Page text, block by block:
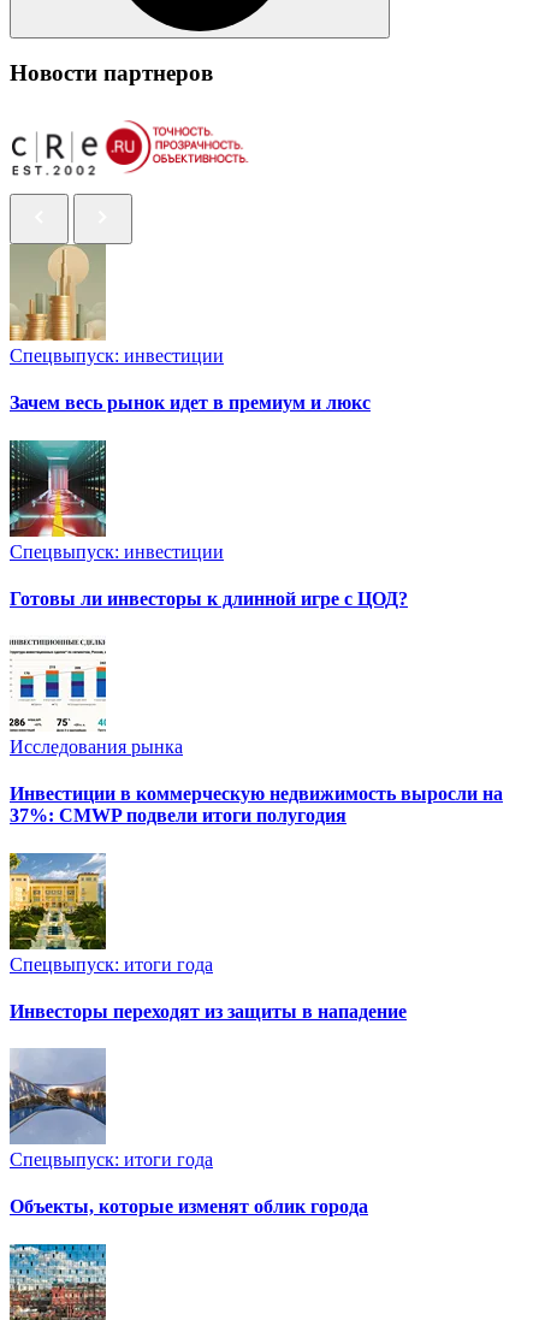
Новости партнеров
Спецвыпуск: инвестиции
Зачем весь рынок идет в премиум и люкс
Спецвыпуск: инвестиции
Готовы ли инвесторы к длинной игре с ЦОД?
Исследования рынка
Инвестиции в коммерческую недвижимость выросли на
37%: CMWP подвели итоги полугодия
Спецвыпуск: итоги года
Инвесторы переходят из защиты в нападение
Спецвыпуск: итоги года
Объекты, которые изменят облик города